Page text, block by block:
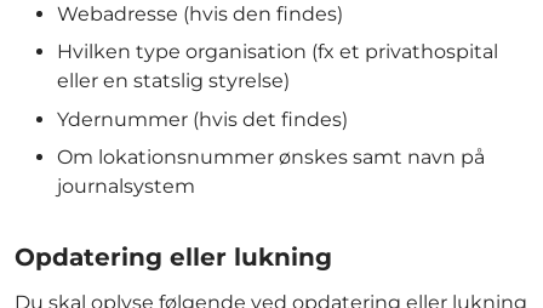
Webadresse (hvis den findes)
Hvilken type organisation (fx et privathospital
eller en statslig styrelse)
Ydernummer (hvis det findes)
Om lokationsnummer ønskes samt navn på
journalsystem
Opdatering eller lukning
Du skal oplyse følgende ved opdatering eller lukning